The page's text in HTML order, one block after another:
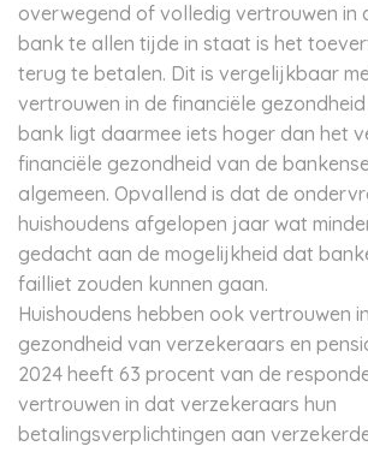
overwegend of volledig vertrouwen in
bank te allen tijde in staat is het
terug te betalen. Dit is vergelijkbaar
vertrouwen in de financiële
bank ligt daarmee iets hoger dan het
financiële gezondheid van de
algemeen. Opvallend is dat de
huishoudens afgelopen jaar wat
gedacht aan de mogelijkheid dat
failliet zouden kunnen gaan.
Huishoudens hebben ook vertrouwen
gezondheid van verzekeraars en
2024 heeft 63 procent van de
vertrouwen in dat verzekeraars hun
betalingsverplichtingen aan